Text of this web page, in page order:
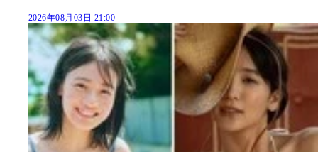
2026年08月03日 21:00